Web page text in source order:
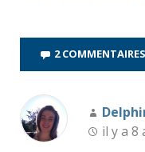
2 COMMENTAIRES
il y a 8